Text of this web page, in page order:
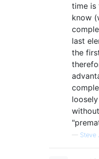
time is
know
last
the
— Steve